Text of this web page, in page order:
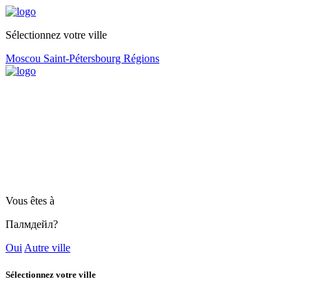
Sélectionnez votre ville
Moscou Saint-Pétersbourg Régions
Vous êtes à
Палмдейл?
Oui Autre ville
Sélectionnez votre ville